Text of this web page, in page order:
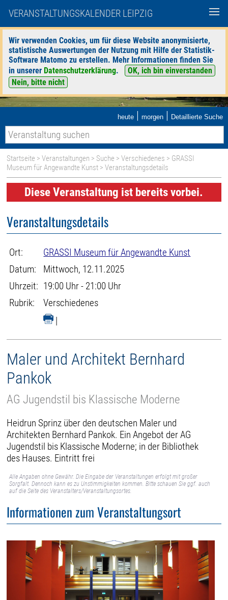
VERANSTALTUNGSKALENDER LEIPZIG
Wir verwenden Cookies, um für diese Website anonymisierte,
statistische Auswertungen der Nutzung mit Hilfe der Statistik-
Software Matomo zu erstellen. Mehr Informationen finden Sie
in unserer Datenschutzerklärung.
OK, ich bin einverstanden
Nein, bitte nicht
heute | morgen | Detaillierte Suche
Startseite >Veranstaltungen > Suche >Verschiedenes > GRASSI
Museum für Angewandte Kunst > Veranstaltungsdetails
Diese Veranstaltung ist bereits vorbei.
Veranstaltungsdetails
Ort:
GRASSI Museum für Angewandte Kunst
Datum:
Mittwoch, 12.11.2025
Uhrzeit: 19:00 Uhr - 21:00 Uhr
Rubrik:
Verschiedenes
|
Maler und Architekt Bernhard
Pankok
AG Jugendstil bis Klassische Moderne
Heidrun Sprinz über den deutschen Maler und
Architekten Bernhard Pankok. Ein Angebot der AG
Jugendstil bis Klassische Moderne; in der Bibliothek
des Hauses. Eintritt frei
Alle Angaben ohne Gewähr. Die Eingabe der Veranstaltungen erfolgt mit großer
Sorgfalt. Dennoch kann es zu Unstimmigkeiten kommen. Bitte schauen Sie ggf. auch
auf die Seite des Veranstalters/Veranstaltungsortes.
Informationen zum Veranstaltungsort